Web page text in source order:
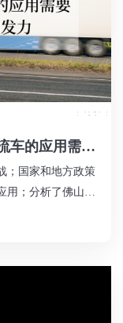
车的应用需要
；国家和地方政策
；分析了佛山模
方案。